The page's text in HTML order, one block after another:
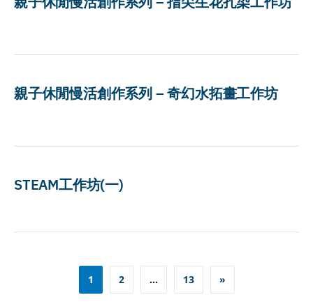
親子休閒慢活創作系列 – 奇幻水拓畫工作坊
STEAM工作坊(一)
pagination
1 2 … 13 »